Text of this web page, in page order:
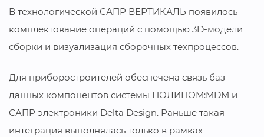
В технологической САПР ВЕРТИКАЛЬ появилось
комплектование операций с помощью 3D-модели
сборки и визуализация сборочных техпроцессов.
Для приборостроителей обеспечена связь баз
данных компонентов системы ПОЛИНОМ:MDM и
САПР электроники Delta Design. Раньше такая
интеграция выполнялась только в рамках